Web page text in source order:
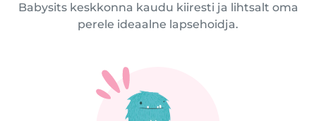
Babysits keskkonna kaudu kiiresti ja lihtsalt oma
perele ideaalne lapsehoidja.